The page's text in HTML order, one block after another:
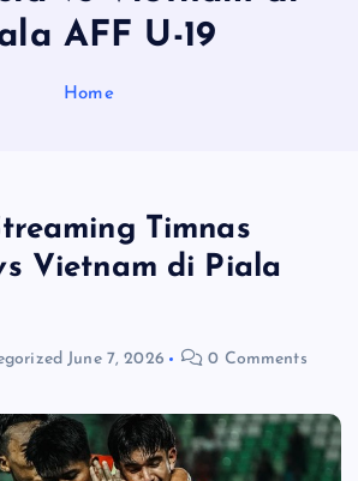
AFF U-19
Home
Timnas
Vietnam di Piala
June 7, 2026 0 Comments